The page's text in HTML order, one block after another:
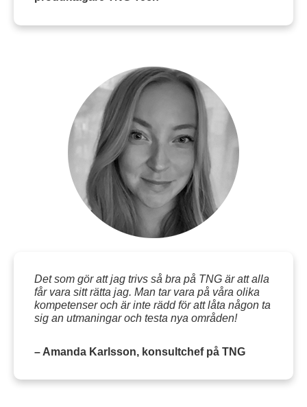
Det som gör att jag trivs så bra på TNG är att alla
får vara sitt rätta jag. Man tar vara på våra olika
kompetenser och är inte rädd för att låta någon ta
sig an utmaningar och testa nya områden!
– Amanda Karlsson, konsultchef på TNG